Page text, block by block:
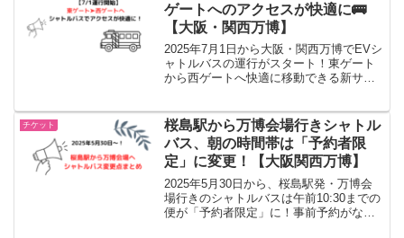
ゲートへのアクセスが快適に🚌
【大阪・関西万博】
2025年7月1日から大阪・関西万博でEVシ
ャトルバスの運行がスタート！東ゲート
から西ゲートへ快適に移動できる新サー
チケット
桜島駅から万博会場行きシャトル
バス、朝の時間帯は「予約者限
定」に変更！【大阪関西万博】
2025年5月30日から、桜島駅発・万博会
場行きのシャトルバスは午前10:30までの
便が「予約者限定」に！事前予約がない